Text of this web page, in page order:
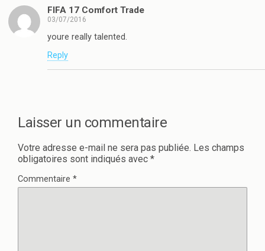
FIFA 17 Comfort Trade
03/07/2016
youre really talented.
Reply
Laisser un commentaire
Votre adresse e-mail ne sera pas publiée. Les champs
obligatoires sont indiqués avec *
Commentaire *